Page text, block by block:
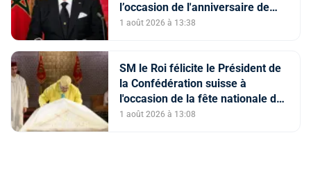
l’occasion de l'anniversaire de
l’Indépendance de son pays
1 août 2026 à 13:38
SM le Roi félicite le Président de
la Confédération suisse à
l'occasion de la fête nationale de
son pays
1 août 2026 à 13:08